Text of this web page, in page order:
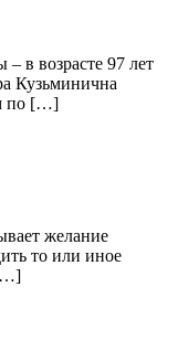
в возрасте 97 лет
Кузьминична
по […]
желание
то или иное